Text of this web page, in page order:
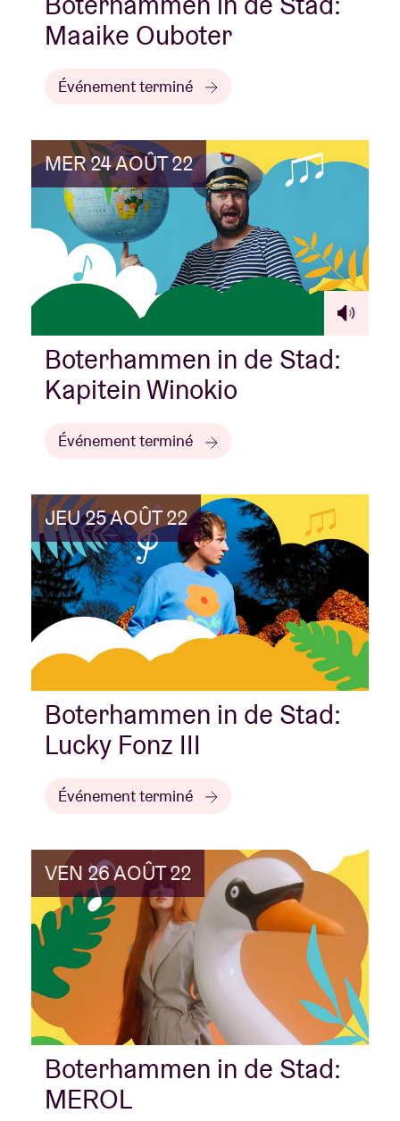
Maaike Ouboter
Événement terminé
MER 24 AOÛT 22
Boterhammen in de Stad:
Kapitein Winokio
Événement terminé
JEU 25 AOÛT 22
Boterhammen in de Stad:
Lucky Fonz III
Événement terminé
VEN 26 AOÛT 22
Boterhammen in de Stad:
MEROL